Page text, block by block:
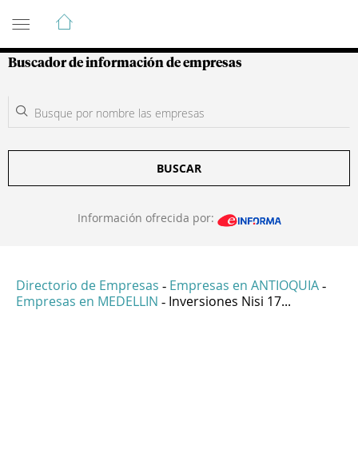
Guía de Empresas Colombianas
Buscador de información de empresas
BUSCAR
Información ofrecida por:
Directorio de Empresas - Empresas en ANTIOQUIA -
Empresas en MEDELLIN - Inversiones Nisi 17...